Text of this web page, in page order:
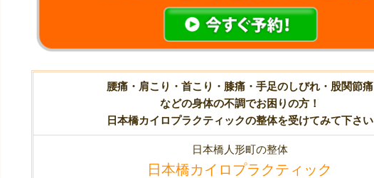
腰痛・肩こり・首こり・膝痛・手足のしびれ・股関節痛
などの身体の不調でお困りの方！
日本橋カイロプラクティックの整体を受けてみて下さい
日本橋人形町の整体
日本橋カイロプラクティック